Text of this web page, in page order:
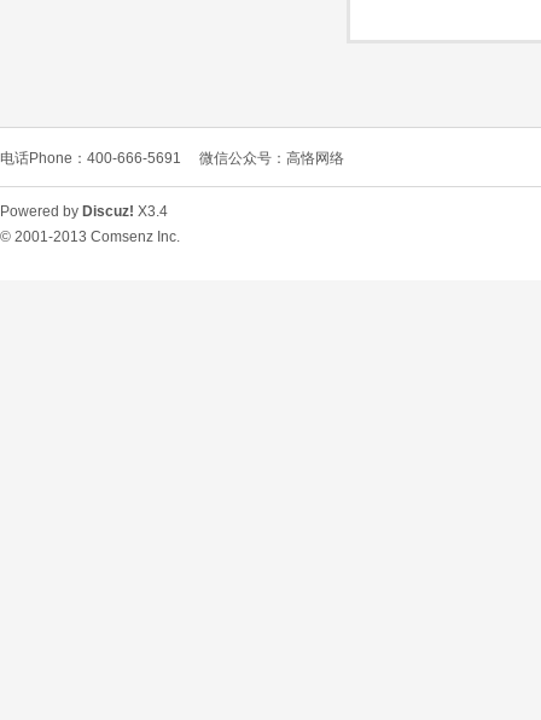
电话Phone：400-666-5691 微信公众号：高恪网络
Powered by Discuz! X3.4
© 2001-2013 Comsenz Inc.